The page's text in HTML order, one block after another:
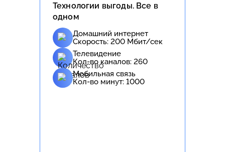
Технологии выгоды. Все в
одном
Домашний интернет
Скорость: 200 Мбит/сек
Телевидение
Кол-во каналов: 260
Мобильная связь
Кол-во минут: 1000